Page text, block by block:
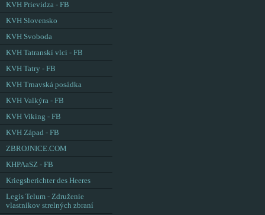
KVH Prievidza - FB
KVH Slovensko
KVH Svoboda
KVH Tatranskí vlci - FB
KVH Tatry - FB
KVH Trnavská posádka
KVH Valkýra - FB
KVH Viking - FB
KVH Západ - FB
ZBROJNICE.COM
KHPAaSZ - FB
Kriegsberichter des Heeres
Legis Telum - Združenie
vlastníkov strelných zbraní